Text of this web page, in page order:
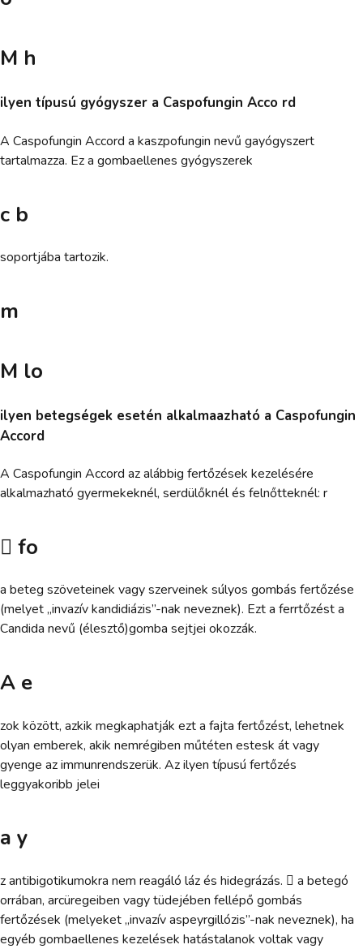
M h
ilyen típusú gyógyszer a Caspofungin Acco rd
A Caspofungin Accord a kaszpofungin nevű gayógyszert
tartalmazza. Ez a gombaellenes gyógyszerek
c b
soportjába tartozik.
m
M lo
ilyen betegségek esetén alkalmaazható a Caspofungin
Accord
A Caspofungin Accord az alábbig fertőzések kezelésére
alkalmazható gyermekeknél, serdülőknél és felnőtteknél: r
 fo
a beteg szöveteinek vagy szerveinek súlyos gombás fertőzése
(melyet „invazív kandidiázis”-nak neveznek). Ezt a ferrtőzést a
Candida nevű (élesztő)gomba sejtjei okozzák.
A e
zok között, azkik megkaphatják ezt a fajta fertőzést, lehetnek
olyan emberek, akik nemrégiben műtéten estesk át vagy
gyenge az immunrendszerük. Az ilyen típusú fertőzés
leggyakoribb jelei
a y
z antibigotikumokra nem reagáló láz és hidegrázás.  a betegó
orrában, arcüregeiben vagy tüdejében fellépő gombás
fertőzések (melyeket „invazív aspeyrgillózis”-nak neveznek), ha
egyéb gombaellenes kezelések hatástalanok voltak vagy